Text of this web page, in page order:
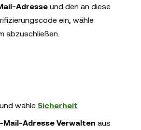
Adresse und den an diese
ein, wähle
abzuschließen.
und wähle Sicherheit
Mail-Adresse Verwalten aus